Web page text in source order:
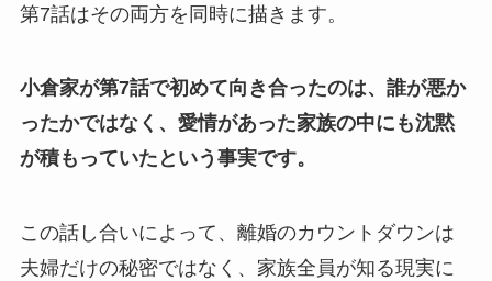
第7話はその両方を同時に描きます。
小倉家が第7話で初めて向き合ったのは、誰が悪か
ったかではなく、愛情があった家族の中にも沈黙
が積もっていたという事実です。
この話し合いによって、離婚のカウントダウンは
夫婦だけの秘密ではなく、家族全員が知る現実に